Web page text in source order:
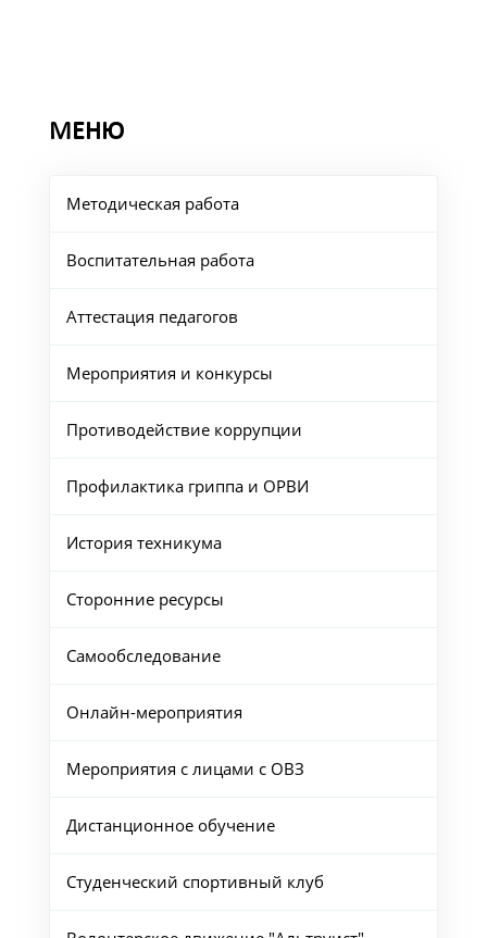
МЕНЮ
Методическая работа
Воспитательная работа
Аттестация педагогов
Мероприятия и конкурсы
Противодействие коррупции
Профилактика гриппа и ОРВИ
История техникума
Сторонние ресурсы
Самообследование
Онлайн-мероприятия
Мероприятия с лицами с ОВЗ
Дистанционное обучение
Студенческий спортивный клуб